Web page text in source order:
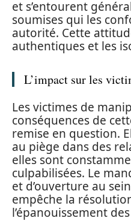
et s’entourent
soumises qui les
autorité. Cette
authentiques et les
L’impact sur les
Les victimes de
conséquences de
remise en question.
au piège dans des
elles sont
culpabilisées. Le
et d’ouverture au
empêche la
l’épanouissement